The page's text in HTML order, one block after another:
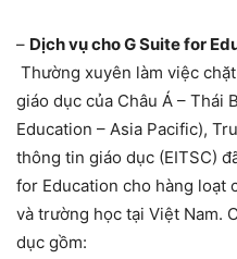
– Dịch vụ cho G Suite for
Thường xuyên làm việc
giáo dục của Châu Á – Thái
Education – Asia Pacific),
thông tin giáo dục (EITSC)
for Education cho hàng loạt
và trường học tại Việt Nam.
dục gồm: